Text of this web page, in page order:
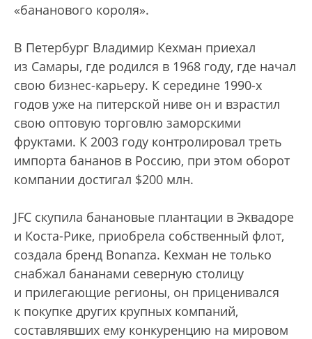
«бананового короля».
В Петербург Владимир Кехман приехал
из Самары, где родился в 1968 году, где начал
свою бизнес-карьеру. К середине 1990-х
годов уже на питерской ниве он и взрастил
свою оптовую торговлю заморскими
фруктами. К 2003 году контролировал треть
импорта бананов в Россию, при этом оборот
компании достигал $200 млн.
JFC скупила банановые плантации в Эквадоре
и Коста-Рике, приобрела собственный флот,
создала бренд Bonanza. Кехман не только
снабжал бананами северную столицу
и прилегающие регионы, он приценивался
к покупке других крупных компаний,
составлявших ему конкуренцию на мировом